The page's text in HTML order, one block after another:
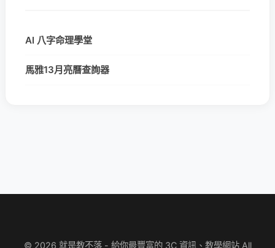
AI 八字命理學堂
馬雅13月亮曆查詢器
© 2026 就是教不落 - 給你最豐富的 3C 資訊、教學網站 All